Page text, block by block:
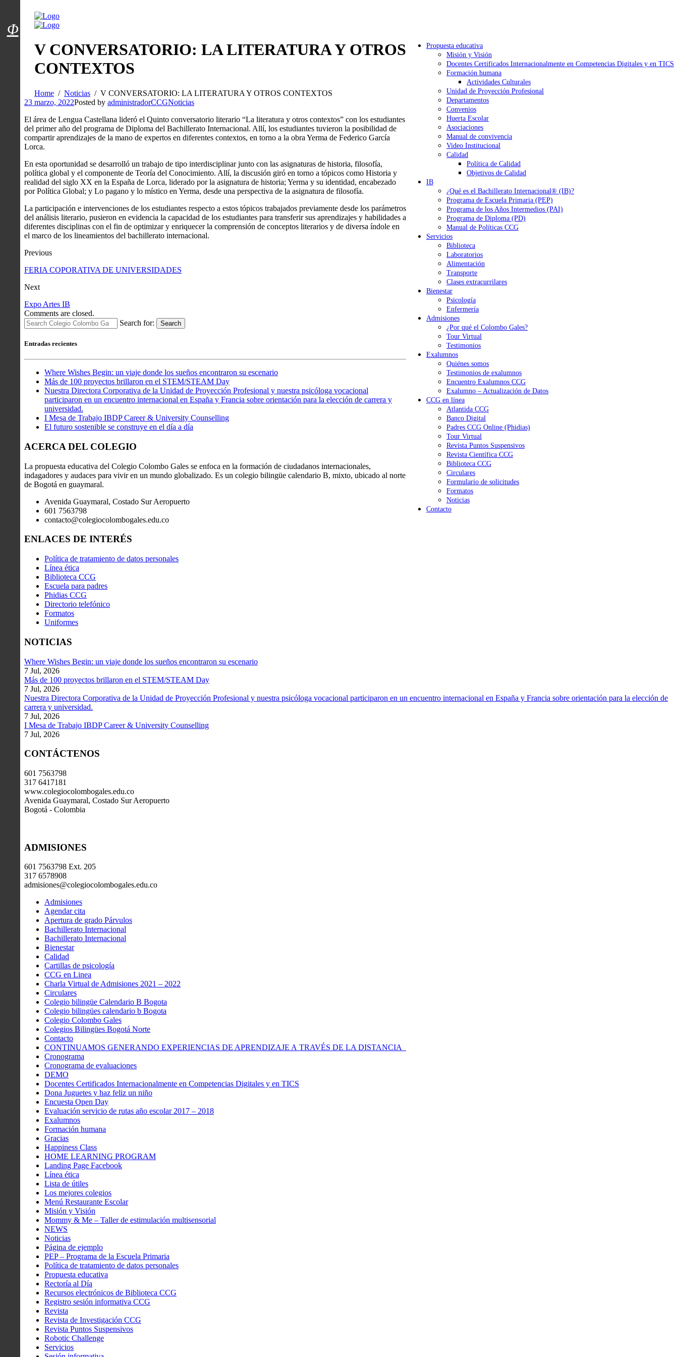
Menú usuarios
Propuesta educativa
Misión y Visión
Docentes Certificados Internacionalmente en Competencias Digitales y en TICS
Formación humana
Actividades Culturales
Unidad de Proyección Profesional
Departamentos
Convenios
Huerta Escolar
Asociaciones
Manual de convivencia
Video Institucional
Calidad
Política de Calidad
Objetivos de Calidad
IB
¿Qué es el Bachillerato Internacional® (IB)?
Programa de Escuela Primaria (PEP)
Programa de los Años Intermedios (PAI)
Programa de Diploma (PD)
Manual de Políticas CCG
Servicios
Biblioteca
Laboratorios
Alimentación
Transporte
Clases extracurrilares
Bienestar
Psicología
Enfermería
Admisiones
¿Por qué el Colombo Gales?
Tour Virtual
Testimonios
Exalumnos
Quiénes somos
Testimonios de exalumnos
Encuentro Exalumnos CCG
Exalumno – Actualización de Datos
CCG en línea
Atlantida CCG
Banco Digital
Padres CCG Online (Phidias)
Tour Virtual
Revista Puntos Suspensivos
Revista Científica CCG
Biblioteca CCG
Circulares
Formulario de solicitudes
Formatos
Noticias
Contacto
V CONVERSATORIO: LA LITERATURA Y OTROS
CONTEXTOS
Home Noticias
V CONVERSATORIO: LA LITERATURA Y OTROS CONTEXTOS
23 marzo, 2022Posted by administradorCCGNoticias
El área de Lengua Castellana lideró el Quinto conversatorio literario “La literatura y otros contextos” con los estudiantes
del primer año del programa de Diploma del Bachillerato Internacional. Allí, los estudiantes tuvieron la posibilidad de
compartir aprendizajes de la mano de expertos en diferentes contextos, en torno a la obra Yerma de Federico García
Lorca.
En esta oportunidad se desarrolló un trabajo de tipo interdisciplinar junto con las asignaturas de historia, filosofía,
política global y el componente de Teoría del Conocimiento. Allí, la discusión giró en torno a tópicos como Historia y
realidad del siglo XX en la España de Lorca, liderado por la asignatura de historia; Yerma y su identidad, encabezado
por Política Global; y Lo pagano y lo místico en Yerma, desde una perspectiva de la asignatura de filosofía.
La participación e intervenciones de los estudiantes respecto a estos tópicos trabajados previamente desde los parámetros
del análisis literario, pusieron en evidencia la capacidad de los estudiantes para transferir sus aprendizajes y habilidades a
diferentes disciplinas con el fin de optimizar y enriquecer la comprensión de conceptos literarios y de diversa índole en
el marco de los lineamientos del bachillerato internacional.
Previous
FERIA COPORATIVA DE UNIVERSIDADES
Next
Expo Artes IB
Comments are closed.
Search for:
Search
Entradas recientes
Where Wishes Begin: un viaje donde los sueños encontraron su escenario
Más de 100 proyectos brillaron en el STEM/STEAM Day
Nuestra Directora Corporativa de la Unidad de Proyección Profesional y nuestra psicóloga vocacional
participaron en un encuentro internacional en España y Francia sobre orientación para la elección de carrera y
universidad.
I Mesa de Trabajo IBDP Career & University Counselling
El futuro sostenible se construye en el día a día
ACERCA DEL COLEGIO
La propuesta educativa del Colegio Colombo Gales se enfoca en la formación de ciudadanos internacionales,
indagadores y audaces para vivir en un mundo globalizado. Es un colegio bilingüe calendario B, mixto, ubicado al norte
de Bogotá en guaymaral.
Avenida Guaymaral, Costado Sur Aeropuerto
601 7563798
contacto@colegiocolombogales.edu.co
ENLACES DE INTERÉS
Política de tratamiento de datos personales
Línea ética
Biblioteca CCG
Escuela para padres
Phidias CCG
Directorio telefónico
Formatos
Uniformes
NOTICIAS
Where Wishes Begin: un viaje donde los sueños encontraron su escenario
7 Jul, 2026
Más de 100 proyectos brillaron en el STEM/STEAM Day
7 Jul, 2026
Nuestra Directora Corporativa de la Unidad de Proyección Profesional y nuestra psicóloga vocacional participaron en un encuentro internacional en España y Francia sobre orientación para la elección de
carrera y universidad.
7 Jul, 2026
I Mesa de Trabajo IBDP Career & University Counselling
7 Jul, 2026
CONTÁCTENOS
601 7563798
317 6417181
www.colegiocolombogales.edu.co
Avenida Guaymaral, Costado Sur Aeropuerto
Bogotá - Colombia
ADMISIONES
601 7563798 Ext. 205
317 6578908
admisiones@colegiocolombogales.edu.co
Admisiones
Agendar cita
Apertura de grado Párvulos
Bachillerato Internacional
Bachillerato Internacional
Bienestar
Calidad
Cartillas de psicología
CCG en Linea
Charla Virtual de Admisiones 2021 – 2022
Circulares
Colegio bilingüe Calendario B Bogota
Colegio bilingües calendario b Bogota
Colegio Colombo Gales
Colegios Bilingües Bogotá Norte
Contacto
CONTINUAMOS GENERANDO EXPERIENCIAS DE APRENDIZAJE A TRAVÉS DE LA DISTANCIA
Cronograma
Cronograma de evaluaciones
DEMO
Docentes Certificados Internacionalmente en Competencias Digitales y en TICS
Dona Juguetes y haz feliz un niño
Encuesta Open Day
Evaluación servicio de rutas año escolar 2017 – 2018
Exalumnos
Formación humana
Gracias
Happiness Class
HOME LEARNING PROGRAM
Landing Page Facebook
Línea ética
Lista de útiles
Los mejores colegios
Menú Restaurante Escolar
Misión y Visión
Mommy & Me – Taller de estimulación multisensorial
NEWS
Noticias
Página de ejemplo
PEP – Programa de la Escuela Primaria
Política de tratamiento de datos personales
Propuesta educativa
Rectoría al Día
Recursos electrónicos de Biblioteca CCG
Registro sesión informativa CCG
Revista
Revista de Investigación CCG
Revista Puntos Suspensivos
Robotic Challenge
Servicios
Φ